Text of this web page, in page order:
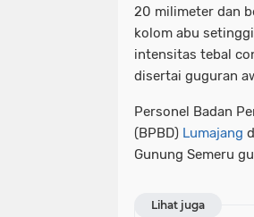
20 milimeter dan
kolom abu
intensitas tebal
disertai guguran
Personel Badan
(BPBD) Lumajang
Gunung Semeru
Lihat juga